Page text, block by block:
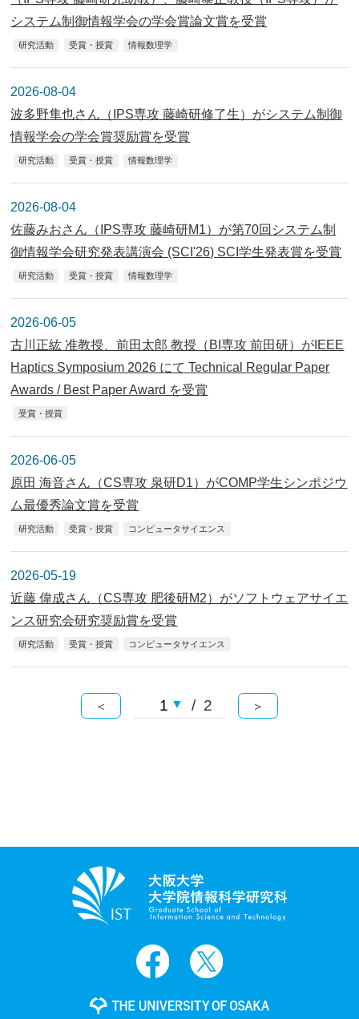
システム制御情報学会の学会賞論文賞を受賞
研究活動 受賞・授賞 情報数理学
2026-08-04
波多野隼也さん（IPS専攻 藤崎研修了生）がシステム制御
情報学会の学会賞奨励賞を受賞
研究活動 受賞・授賞 情報数理学
2026-08-04
佐藤みおさん（IPS専攻 藤崎研M1）が第70回システム制
御情報学会研究発表講演会 (SCI'26) SCI学生発表賞を受賞
研究活動 受賞・授賞 情報数理学
2026-06-05
古川正紘 准教授、前田太郎 教授（BI専攻 前田研）がIEEE
Haptics Symposium 2026 にて Technical Regular Paper
Awards / Best Paper Award を受賞
受賞・授賞
2026-06-05
原田 海音さん（CS専攻 泉研D1）がCOMP学生シンポジウ
ム最優秀論文賞を受賞
研究活動 受賞・授賞 コンピュータサイエンス
2026-05-19
近藤 偉成さん（CS専攻 肥後研M2）がソフトウェアサイエ
ンス研究会研究奨励賞を受賞
研究活動 受賞・授賞 コンピュータサイエンス
＜ / 2 ＞